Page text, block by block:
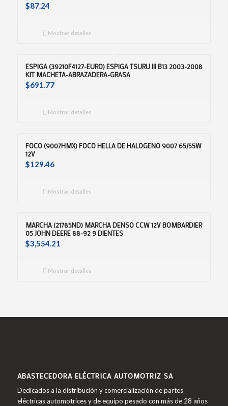
$87.24
Mostrar detalles
ESPIGA (39210F4127-EURO) ESPIGA TSURU III B13 2003-2008
KIT MACHETA-ABRAZADERA-GRASA
$691.77
Mostrar detalles
FOCO (9007HMX) FOCO HELLA DE HALOGENO 9007 65/55W
12V
$129.46
Mostrar detalles
MARCHA (21785ND) MARCHA DENSO CCW 12V BOMBARDIER
05 JOHN DEERE 88-92 9 DIENTES
$3,554.21
Mostrar detalles
ABASTECEDORA ELÉCTRICA AUTOMOTRIZ SA
Dedicados a la distribución y comercialización de partes
eléctricas automotrices y de equipo pesado con más de 28 años